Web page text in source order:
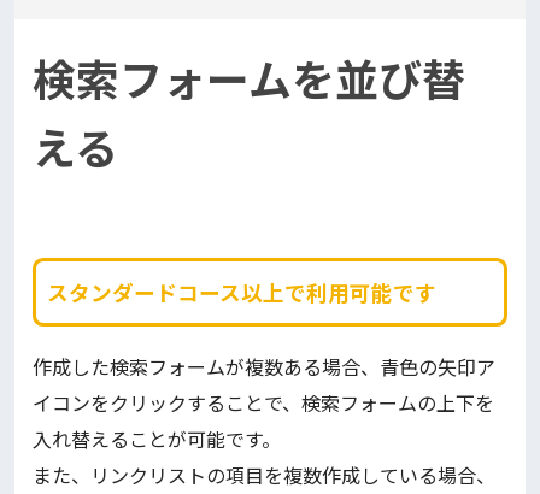
検索フォームを並び替
える
スタンダードコース以上で利用可能です
作成した検索フォームが複数ある場合、青色の矢印ア
イコンをクリックすることで、検索フォームの上下を
入れ替えることが可能です。
また、リンクリストの項目を複数作成している場合、